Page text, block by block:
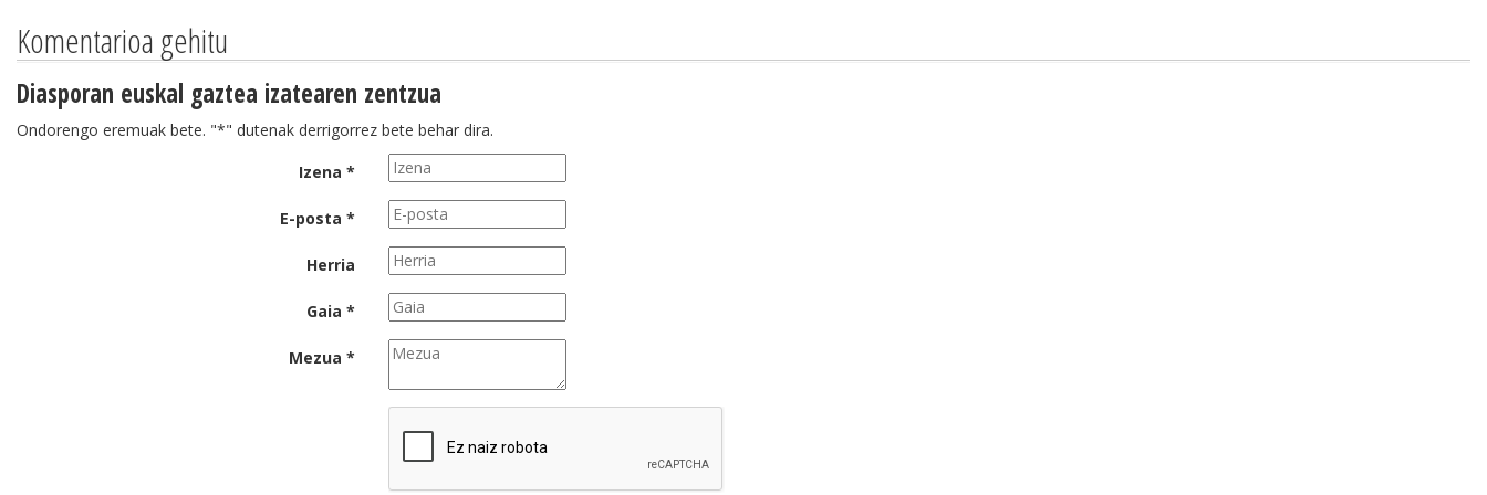
Komentarioa gehitu
Diasporan euskal gaztea izatearen zentzua
Ondorengo eremuak bete. "*" dutenak derrigorrez bete behar dira.
Izena *
E-posta *
Herria
Gaia *
Mezua *